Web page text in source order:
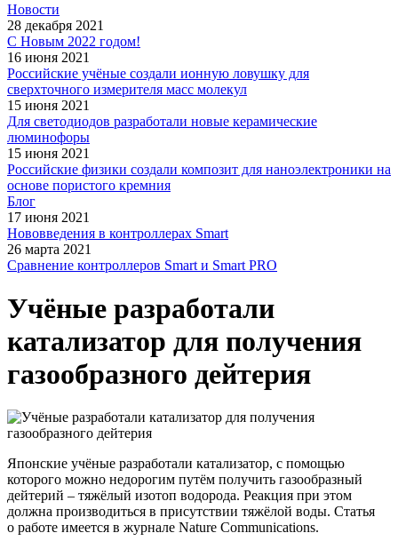
Новости
28 декабря 2021
С Новым 2022 годом!
16 июня 2021
Российские учёные создали ионную ловушку для
сверхточного измерителя масс молекул
15 июня 2021
Для светодиодов разработали новые керамические
люминофоры
15 июня 2021
Российские физики создали композит для наноэлектроники на
основе пористого кремния
Блог
17 июня 2021
Нововведения в контроллерах Smart
26 марта 2021
Сравнение контроллеров Smart и Smart PRO
Учёные разработали
катализатор для получения
газообразного дейтерия
Японские учёные разработали катализатор, с помощью
которого можно недорогим путём получить газообразный
дейтерий – тяжёлый изотоп водорода. Реакция при этом
должна производиться в присутствии тяжёлой воды. Статья
о работе имеется в журнале Nature Communications.